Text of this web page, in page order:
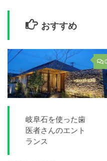
おすすめ
岐阜石を使った歯
医者さんのエント
ランス